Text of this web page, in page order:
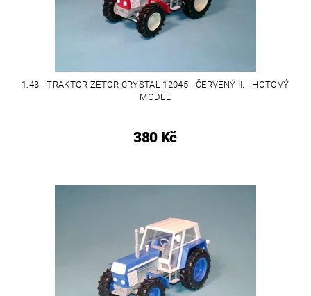
1:43 - TRAKTOR ZETOR CRYSTAL 12045 - ČERVENÝ II. - HOTOVÝ
MODEL
380 Kč